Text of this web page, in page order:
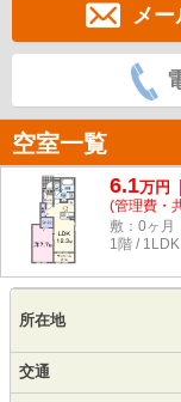
メー
空室一覧
6.1万円
(管理費・
敷：0ヶ月
1階 /
所在地
交通